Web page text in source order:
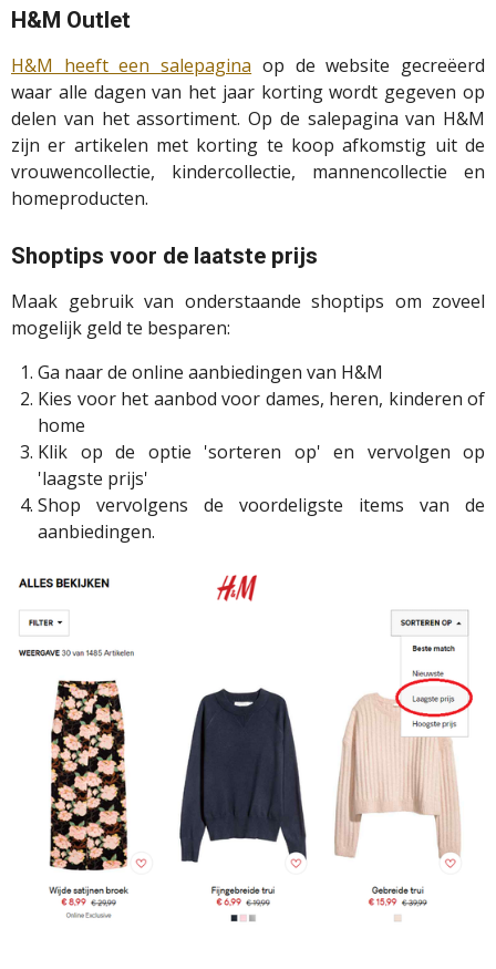
H&M Outlet
H&M heeft een salepagina op de website gecreëerd
waar alle dagen van het jaar korting wordt gegeven op
delen van het assortiment. Op de salepagina van H&M
zijn er artikelen met korting te koop afkomstig uit de
vrouwencollectie, kindercollectie, mannencollectie en
homeproducten.
Shoptips voor de laatste prijs
Maak gebruik van onderstaande shoptips om zoveel
mogelijk geld te besparen:
Ga naar de online aanbiedingen van H&M
Kies voor het aanbod voor dames, heren, kinderen of
home
Klik op de optie 'sorteren op' en vervolgen op
'laagste prijs'
Shop vervolgens de voordeligste items van de
aanbiedingen.